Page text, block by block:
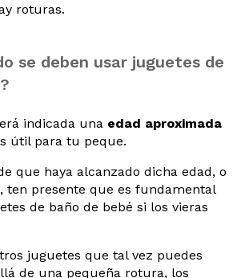
roturas.
se deben usar juguetes de
indicada una edad aproximada
útil para tu peque.
que haya alcanzado dicha edad, o
ten presente que es fundamental
de baño de bebé si los vieras
juguetes que tal vez puedes
de una pequeña rotura, los